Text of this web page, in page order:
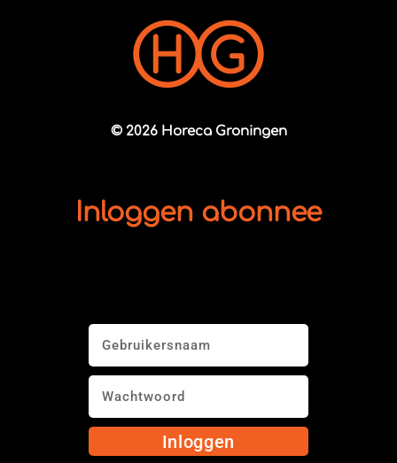
© 2026 Horeca Groningen
Inloggen abonnee
Inloggen